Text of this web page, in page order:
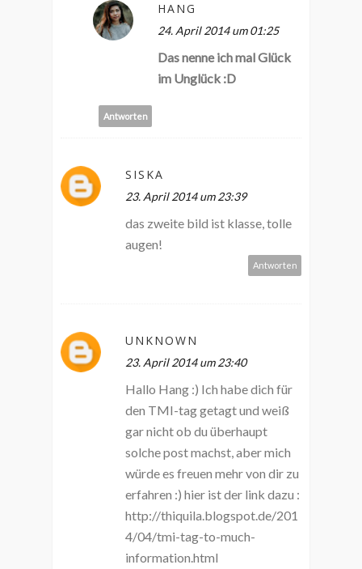
HANG
24. April 2014 um 01:25
Das nenne ich mal Glück
im Unglück :D
Antworten
SISKA
23. April 2014 um 23:39
das zweite bild ist klasse, tolle
augen!
Antworten
UNKNOWN
23. April 2014 um 23:40
Hallo Hang :) Ich habe dich für
den TMI-tag getagt und weiß
gar nicht ob du überhaupt
solche post machst, aber mich
würde es freuen mehr von dir zu
erfahren :) hier ist der link dazu :
http://thiquila.blogspot.de/201
4/04/tmi-tag-to-much-
information.html